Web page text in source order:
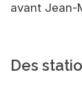
avant Jean-
Des